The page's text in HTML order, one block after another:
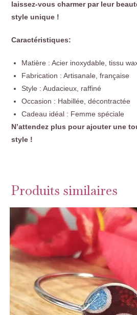
laissez-vous charmer par leur
style unique !
Caractéristiques:
Matière : Acier inoxydable, tissu
Fabrication : Artisanale, française
Style : Audacieux, raffiné
Occasion : Habillée, décontractée
Cadeau idéal : Femme spéciale
N’attendez plus pour ajouter une
style !
Produits similaires